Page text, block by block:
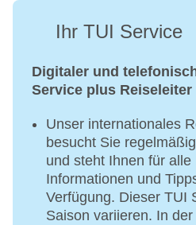
Ihr TUI Service
Digitaler und
Service plus Reiseleiter
Unser internationales
besucht Sie
und steht Ihnen für alle
Informationen und
Verfügung. Dieser TUI
Saison variieren. In